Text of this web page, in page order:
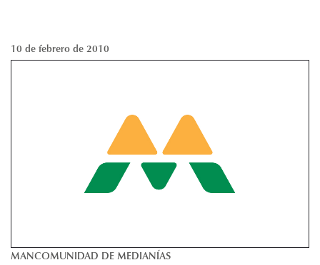
10 de febrero de 2010
MANCOMUNIDAD DE MEDIANÍAS